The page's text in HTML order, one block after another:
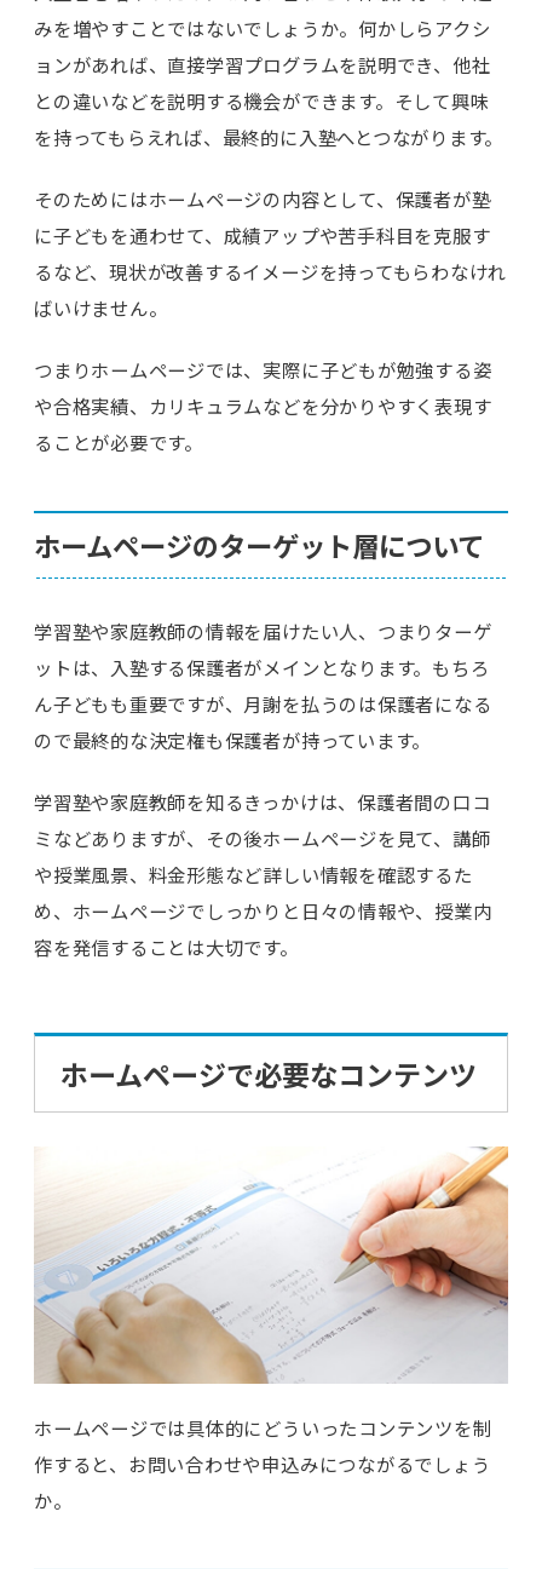
みを増やすことではないでしょうか。何かしらアクシ
ョンがあれば、直接学習プログラムを説明でき、他社
との違いなどを説明する機会ができます。そして興味
を持ってもらえれば、最終的に入塾へとつながります。
そのためにはホームページの内容として、保護者が塾
に子どもを通わせて、成績アップや苦手科目を克服す
るなど、現状が改善するイメージを持ってもらわなけれ
ばいけません。
つまりホームページでは、実際に子どもが勉強する姿
や合格実績、カリキュラムなどを分かりやすく表現す
ることが必要です。
ホームページのターゲット層について
学習塾や家庭教師の情報を届けたい人、つまりターゲ
ットは、入塾する保護者がメインとなります。もちろ
ん子どもも重要ですが、月謝を払うのは保護者になる
ので最終的な決定権も保護者が持っています。
学習塾や家庭教師を知るきっかけは、保護者間の口コ
ミなどありますが、その後ホームページを見て、講師
や授業風景、料金形態など詳しい情報を確認するた
め、ホームページでしっかりと日々の情報や、授業内
容を発信することは大切です。
ホームページで必要なコンテンツ
ホームページでは具体的にどういったコンテンツを制
作すると、お問い合わせや申込みにつながるでしょう
か。